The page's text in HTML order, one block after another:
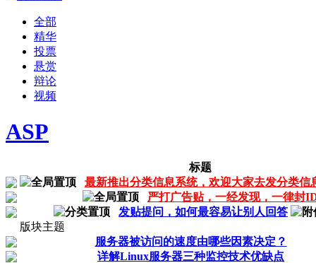
全部
精华
投票
悬赏
辩论
视频
ASP
标题
最新推出分类信息系统，欢迎大家去发分类信
严打广告贴，一经发现，一律封
发贴提问，如何最容易让别人回答
版块主题
服务器被访问的速度由哪些因素决定？
详解Linux服务器三种监控技术优缺点